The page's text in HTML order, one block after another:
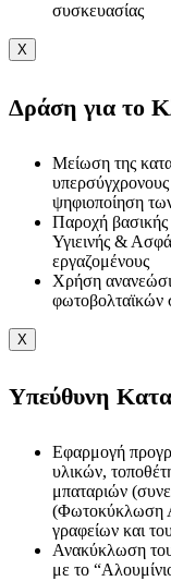
συσκευασίας
X
Δράση για το
Μείωση της
ψηφιοποίηση
Παροχή βασικής
Υγιεινής &
εργαζομένους
Χρήση
φωτοβολταϊκών
X
Υπεύθυνη
Εφαρμογή
υλικών,
μπαταριών
(Φωτοκύκλωση
γραφείων και
Ανακύκλωση
με το